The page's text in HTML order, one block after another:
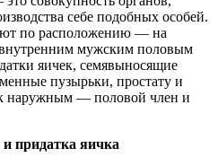
себе подобных особей.
по расположению — на
мужским половым
яичек, семявыносящие
пузырьки, простату и
наружным — половой член и
и придатка яичка